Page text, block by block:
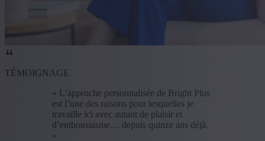
TÉMOIGNAGE
« L’approche personnalisée de Bright Plus
est l’une des raisons pour lesquelles je
travaille ici avec autant de plaisir et
d’enthousiasme… depuis quinze ans déjà.
»